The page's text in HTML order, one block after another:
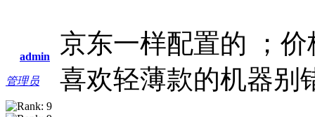
admin
管理员
京东一样配置的 ；
喜欢轻薄款的机器别